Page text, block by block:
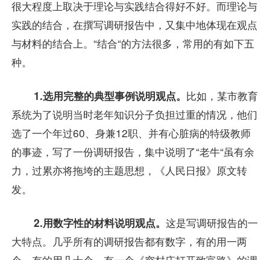
很大程度上取决于理论与实践结合得好不好。而理论与
实践的结合，在撰写调研报告中，又集中地体现在观点
与材料的结合上。“结合“的方法很多，常用的有如下五
种。
1.选用完整的典型事例说明观点。 比如，某市教育
系统为了说明当时老年知识分子负担过重的情况，他们
选了一个年过60、身兼12职、并有心脏病的特级教师
的事迹，写了一份调研报告，集中说明了“老牛“虽有余
力，过累亦将拖垮的主题思想，《人民日报》原文转
发。
2.用数字性的材料说明观点。 这是写调研报告的一
大特点。几乎所有的调研报告都有数字，有的用一两